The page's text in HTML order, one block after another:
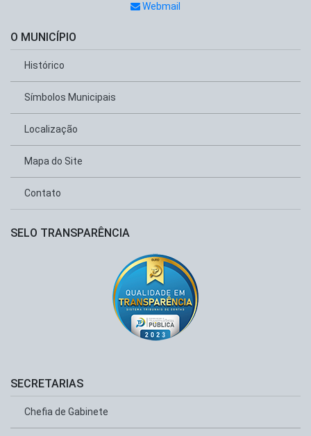
Webmail
O MUNICÍPIO
Histórico
Símbolos Municipais
Localização
Mapa do Site
Contato
SELO TRANSPARÊNCIA
SECRETARIAS
Chefia de Gabinete